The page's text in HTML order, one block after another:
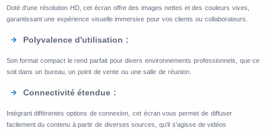
Doté d'une résolution HD, cet écran offre des images nettes et des couleurs vives,
garantissant une expérience visuelle immersive pour vos clients ou collaborateurs.
Polyvalence d'utilisation :
Son format compact le rend parfait pour divers environnements professionnels, que ce
soit dans un bureau, un point de vente ou une salle de réunion.
Connectivité étendue :
Intégrant différentes options de connexion, cet écran vous permet de diffuser
facilement du contenu à partir de diverses sources, qu'il s'agisse de vidéos